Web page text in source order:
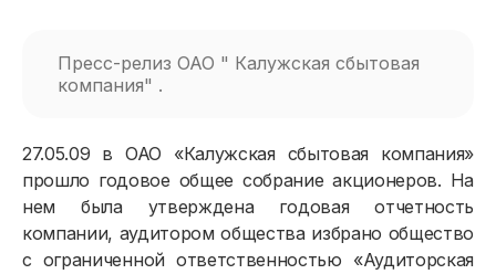
Пресс-релиз ОАО " Калужская сбытовая
компания" .
27.05.09 в ОАО «Калужская сбытовая компания»
прошло годовое общее собрание акционеров. На
нем была утверждена годовая отчетность
компании, аудитором общества избрано общество
с ограниченной ответственностью «Аудиторская